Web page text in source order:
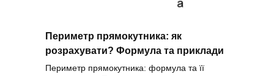
Периметр прямокутника: як
розрахувати? Формула та приклади
Периметр прямокутника: формула та її